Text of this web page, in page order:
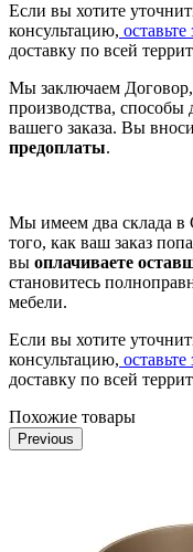
Если вы хотите
консультацию, оставьте
доставку по всей
Мы заключаем
производства,
вашего заказа. Вы
предоплаты.
Мы имеем два склада в
того, как ваш заказ
вы оплачиваете
становитесь
мебели.
Если вы хотите
консультацию, оставьте
доставку по всей
Похожие товары
Previous